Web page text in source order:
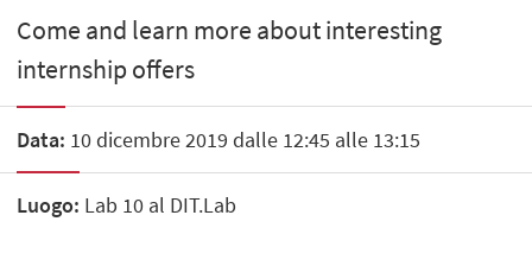
Come and learn more about interesting
internship offers
Data: 10 dicembre 2019 dalle 12:45 alle 13:15
Luogo: Lab 10 al DIT.Lab